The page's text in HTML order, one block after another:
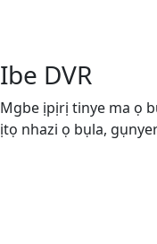
Ibe DVR
Mgbe ịpịrị tinye ma ọ
ịtọ nhazi ọ bụla,